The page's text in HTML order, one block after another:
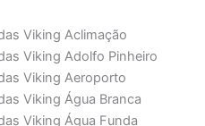
Viking Aclimação
Viking Adolfo Pinheiro
Viking Aeroporto
Viking Água Branca
Viking Água Funda